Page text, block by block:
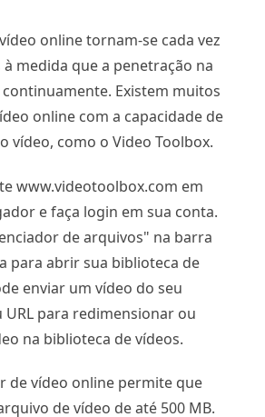
online tornam-se cada vez
medida que a penetração na
Existem muitos
online com a capacidade de
vídeo, como o Video Toolbox.
www.videotoolbox.com em
e faça login em sua conta.
de arquivos" na barra
para abrir sua biblioteca de
enviar um vídeo do seu
para redimensionar ou
na biblioteca de vídeos.
de vídeo online permite que
de vídeo de até 500 MB.